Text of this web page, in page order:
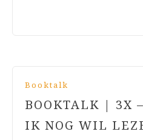
Booktalk
BOOKTALK | 3X
IK NOG WIL